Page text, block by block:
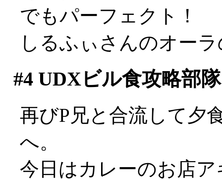
でもパーフェクト！
しるふぃさんのオー
#4UDXビル食攻略部
再びP兄と合流して夕
へ。
今日はカレーのお店